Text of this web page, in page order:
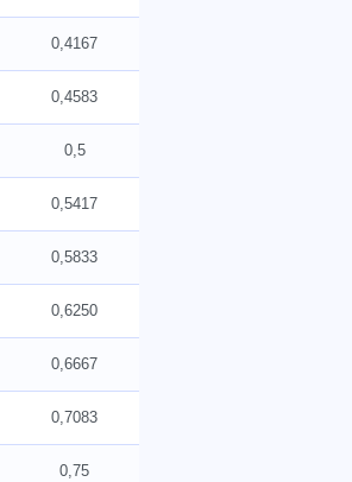
0,4167
0,4583
0,5
0,5417
0,5833
0,6250
0,6667
0,7083
0,75